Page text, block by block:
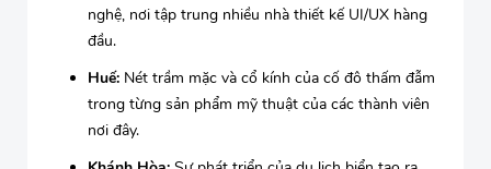
nghệ, nơi tập trung nhiều nhà thiết kế UI/UX hàng
đầu.
Huế: Nét trầm mặc và cổ kính của cố đô thấm đẫm
trong từng sản phẩm mỹ thuật của các thành viên
nơi đây.